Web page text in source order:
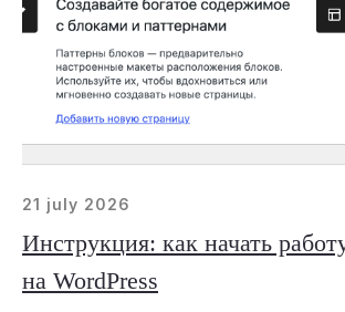
21 july 2026
Инструкция: как начать
на WordPress